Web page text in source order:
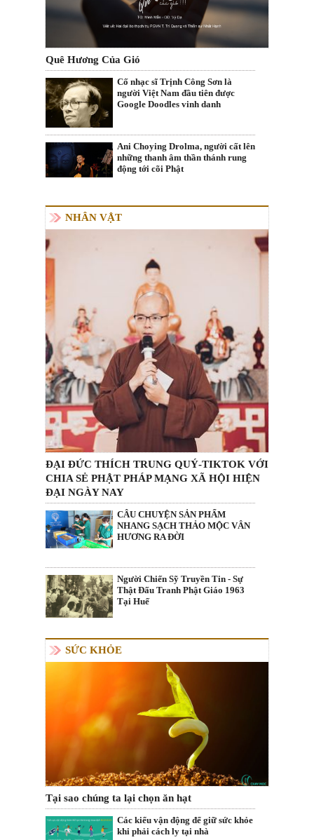
Quê Hương Của Gió
Cố nhạc sĩ Trịnh Công Sơn là
người Việt Nam đầu tiên được
Google Doodles vinh danh
Ani Choying Drolma, người cất lên
những thanh âm thần thánh rung
động tới cõi Phật
NHÂN VẬT
ĐẠI ĐỨC THÍCH TRUNG QUÝ-TIKTOK VỚI
CHIA SẺ PHẬT PHÁP MẠNG XÃ HỘI HIỆN
ĐẠI NGÀY NAY
CÂU CHUYỆN SẢN PHẨM
NHANG SẠCH THẢO MỘC VÂN
HƯƠNG RA ĐỜI
Người Chiến Sỹ Truyền Tin - Sự
Thật Đấu Tranh Phật Giáo 1963
Tại Huế
SỨC KHỎE
Tại sao chúng ta lại chọn ăn hạt
Các kiểu vận động để giữ sức khỏe
khi phải cách ly tại nhà